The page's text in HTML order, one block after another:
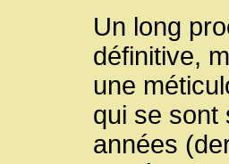
Un long
définitive,
une
qui se sont
années